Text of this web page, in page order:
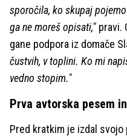
sporočila, ko skupaj
ga ne moreš opisati," pravi.
gane podpora iz domače
čustvih, v toplini. Ko mi
vedno stopim."
Prva avtorska pesem
Pred kratkim je izdal